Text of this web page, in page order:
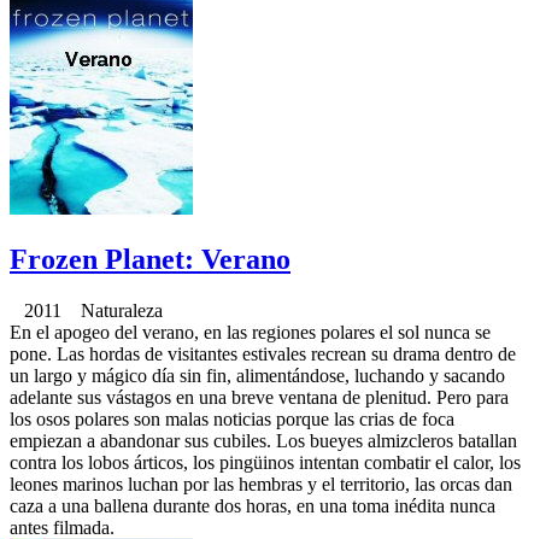
Frozen Planet: Verano
2011 Naturaleza
En el apogeo del verano, en las regiones polares el sol nunca se
pone. Las hordas de visitantes estivales recrean su drama dentro de
un largo y mágico día sin fin, alimentándose, luchando y sacando
adelante sus vástagos en una breve ventana de plenitud. Pero para
los osos polares son malas noticias porque las crias de foca
empiezan a abandonar sus cubiles. Los bueyes almizcleros batallan
contra los lobos árticos, los pingüinos intentan combatir el calor, los
leones marinos luchan por las hembras y el territorio, las orcas dan
caza a una ballena durante dos horas, en una toma inédita nunca
antes filmada.